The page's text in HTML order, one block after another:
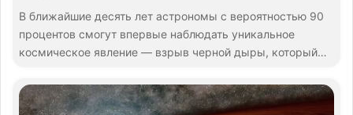
В ближайшие десять лет астрономы с вероятностью 90
процентов смогут впервые наблюдать уникальное
космическое явление — взрыв черной дыры, который…